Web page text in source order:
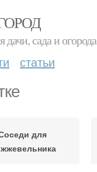
сада и огорода
статьи
для